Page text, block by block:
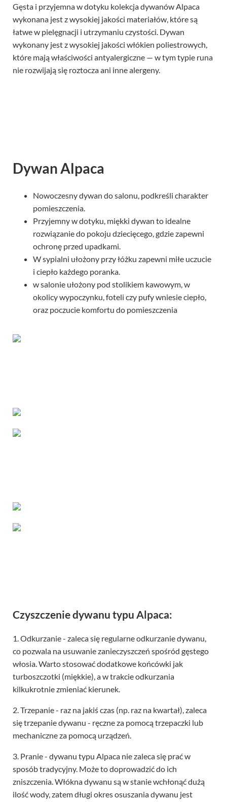
Gęsta i przyjemna w dotyku kolekcja dywanów Alpaca
wykonana jest z wysokiej jakości materiałów, które są
łatwe w pielęgnacji i utrzymaniu czystości. Dywan
wykonany jest z wysokiej jakości włókien poliestrowych,
które mają właściwości antyalergiczne — w tym typie runa
nie rozwijają się roztocza ani inne alergeny.
Dywan Alpaca
Nowoczesny dywan do salonu, podkreśli charakter
pomieszczenia.
Przyjemny w dotyku, miękki dywan to idealne
rozwiązanie do pokoju dziecięcego, gdzie zapewni
ochronę przed upadkami.
W sypialni ułożony przy łóżku zapewni miłe uczucie
i ciepło każdego poranka.
w salonie ułożony pod stolikiem kawowym, w
okolicy wypoczynku, foteli czy pufy wniesie ciepło,
oraz poczucie komfortu do pomieszczenia
Czyszczenie dywanu typu Alpaca:
1. Odkurzanie - zaleca się regularne odkurzanie dywanu,
co pozwala na usuwanie zanieczyszczeń spośród gęstego
włosia. Warto stosować dodatkowe końcówki jak
turboszczotki (miękkie), a w trakcie odkurzania
kilkukrotnie zmieniać kierunek.
2. Trzepanie - raz na jakiś czas (np. raz na kwartał), zaleca
się trzepanie dywanu - ręczne za pomocą trzepaczki lub
mechaniczne za pomocą urządzeń.
3. Pranie - dywanu typu Alpaca nie zaleca się prać w
sposób tradycyjny. Może to doprowadzić do ich
zniszczenia. Włókna dywanu są w stanie wchłonąć dużą
ilość wody, zatem długi okres osuszania dywanu jest